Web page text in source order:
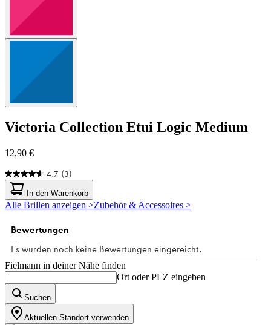
Victoria Collection Etui Logic Medium
12,90 €
4.7 (3)
4.7
von
5
Sternen.
Bewertungen
In den Warenkorb
Alle Brillen anzeigen >Zubehör & Accessoires >
Fielmann in deiner Nähe finden
Ort oder PLZ eingeben
Suchen
Aktuellen Standort verwenden